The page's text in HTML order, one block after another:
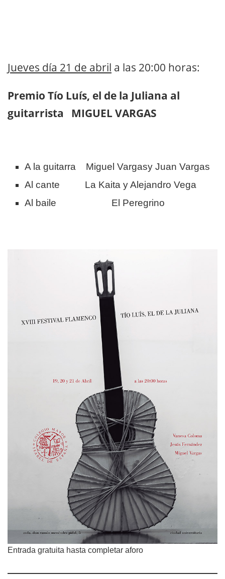
Jueves día 21 de abril a las 20:00 horas:
Premio Tío Luís, el de la Juliana al
guitarrista MIGUEL VARGAS
A la guitarra Miguel Vargasy Juan Vargas
Al cante La Kaita y Alejandro Vega
Al baile El Peregrino
Entrada gratuita hasta completar aforo